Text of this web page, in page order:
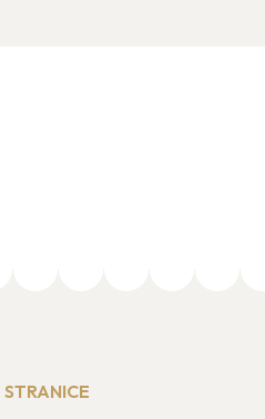
STRANICE